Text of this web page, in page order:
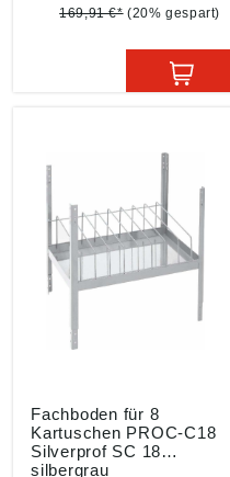
= 345 Farbton: RAL
Angaben gemäß
Produktsicherheitsveror
dnung ((EU) 2023/998):
EDE Platz 1, 42389
Wuppertal, DE,
169,91 €* (20% gespart)
Fachboden für 8
Kartuschen PROC-C18
Silverprof SC 18
silbergrau